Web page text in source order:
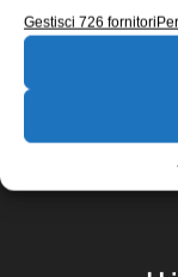
Gestisci 726 fornitori